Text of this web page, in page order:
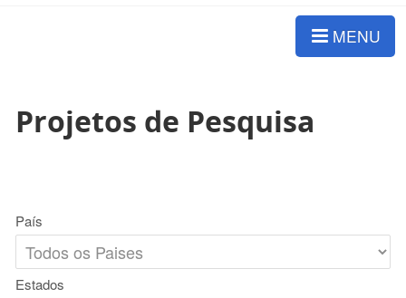
MENU
Projetos de Pesquisa
País
Estados